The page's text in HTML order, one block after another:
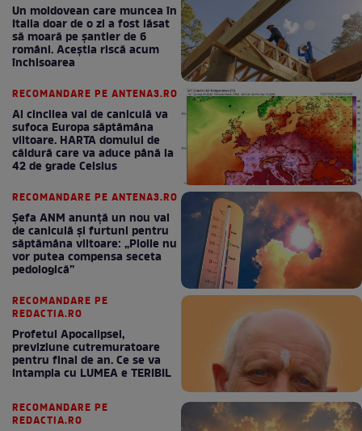
Un moldovean care muncea în
Italia doar de o zi a fost lăsat
să moară pe şantier de 6
români. Aceștia riscă acum
închisoarea
RECOMANDARE PE ANTENA3.RO
Al cincilea val de caniculă va
sufoca Europa săptămâna
viitoare. HARTA domului de
căldură care va aduce până la
42 de grade Celsius
RECOMANDARE PE ANTENA3.RO
Șefa ANM anunță un nou val
de caniculă și furtuni pentru
săptămâna viitoare: „Ploile nu
vor putea compensa seceta
pedologică”
RECOMANDARE PE
REDACTIA.RO
Profetul Apocalipsei,
previziune cutremuratoare
pentru final de an. Ce se va
intampla cu LUMEA e TERIBIL
RECOMANDARE PE
REDACTIA.RO